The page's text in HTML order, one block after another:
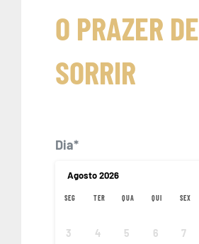
O PRAZER DE
SORRIR
Dia*
Agosto2026
SEG TER QUA QUI SEX
3
4 5 6 7